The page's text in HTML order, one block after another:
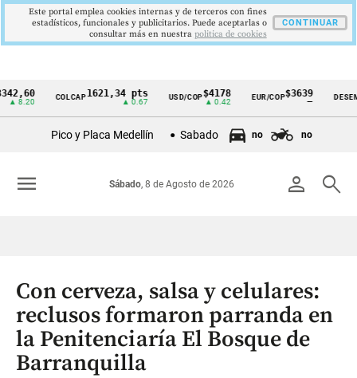
Cintillo
Colombia
COLCAP1621,34 pts USD/COP$4178
▲ 0.42
EUR/COP$3639
—
DESEMPLEO
Pico y Placa Medellín Sabado no no
person search
Sábado, 8 de Agosto de 2026
menu
Con cerveza, salsa y celulares:
reclusos formaron parranda en
la Penitenciaría El Bosque de
Barranquilla
Este portal emplea cookies internas y de terceros con fines
estadísticos, funcionales y publicitarios. Puede aceptarlas o
consultar más en nuestra politica de cookies
CONTINUAR